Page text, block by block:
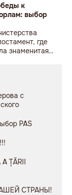
к
выбор
где
знаменитая
с
PAS
ȚĂRII
СТРАНЫ!